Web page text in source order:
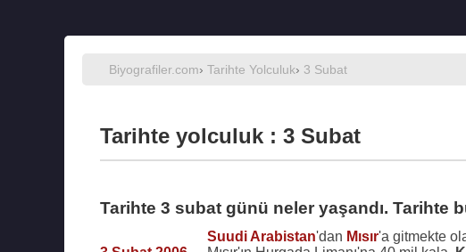
Biyografiler.com› Tarihte Yolculuk› 3 Subat
Tarihte yolculuk : 3 Subat
Tarihte 3 subat günü neler yaşandı. Tarihte
Suudi Arabistan'dan Mısır'a gitmekte